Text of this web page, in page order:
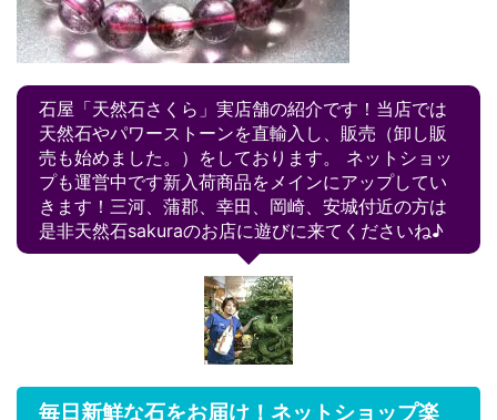
石屋「天然石さくら」実店舗の紹介です！当店では
天然石やパワーストーンを直輸入し、販売（卸し販
売も始めました。）をしております。 ネットショッ
プも運営中です新入荷商品をメインにアップしてい
きます！三河、蒲郡、幸田、岡崎、安城付近の方は
是非天然石sakuraのお店に遊びに来てくださいね♪
毎日新鮮な石をお届け！ネットショップ楽